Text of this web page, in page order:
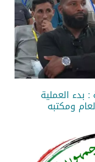
بدء العملية
ومكتبه